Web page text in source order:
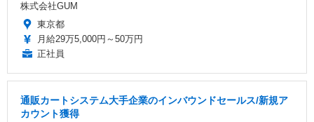
株式会社GUM
東京都
月給29万5,000円～50万円
正社員
通販カートシステム大手企業のインバウンドセールス/新規ア
カウント獲得